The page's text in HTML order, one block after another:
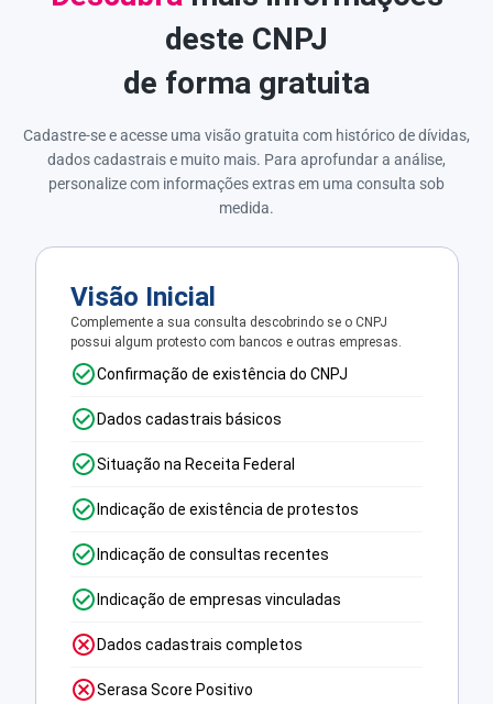
deste CNPJ
de forma gratuita
Cadastre-se e acesse uma visão gratuita com histórico de dívidas,
dados cadastrais e muito mais. Para aprofundar a análise,
personalize com informações extras em uma consulta sob
medida.
Visão Inicial
Complemente a sua consulta descobrindo se o CNPJ
possui algum protesto com bancos e outras empresas.
Confirmação de existência do CNPJ
Dados cadastrais básicos
Situação na Receita Federal
Indicação de existência de protestos
Indicação de consultas recentes
Indicação de empresas vinculadas
Dados cadastrais completos
Serasa Score Positivo